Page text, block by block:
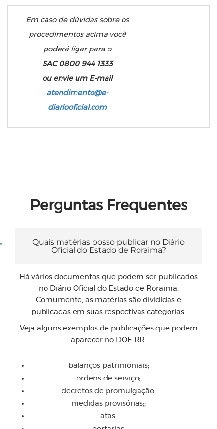
Em caso de dúvidas sobre os
procedimentos acima você
poderá ligar para o
SAC 0800 944 1333
ou envie um E-mail
atendimento@e-
diariooficial.com
Perguntas Frequentes
Quais matérias posso publicar no Diário
Oficial do Estado de Roraima?
Há vários documentos que podem ser publicados
no Diário Oficial do Estado de Roraima.
Comumente, as matérias são divididas e
publicadas em suas respectivas categorias.
Veja alguns exemplos de publicações que podem
aparecer no DOE RR:
balanços patrimoniais;
ordens de serviço;
decretos de promulgação;
medidas provisórias;;
atas;